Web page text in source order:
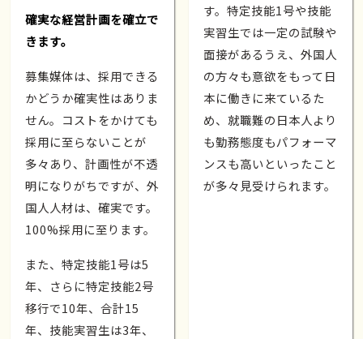
確実な経営計画を確立で
きます。
募集媒体は、採用できる
かどうか確実性はありま
せん。コストをかけても
採用に至らないことが
多々あり、計画性が不透
明になりがちですが、外
国人人材は、確実です。
100%採用に至ります。
また、特定技能1号は5
年、さらに特定技能2号
移行で10年、合計15
年、技能実習生は3年、
す。特定技能1号や技能
実習生では一定の試験や
面接があるうえ、外国人
の方々も意欲をもって日
本に働きに来ているた
め、就職難の日本人より
も勤務態度もパフォーマ
ンスも高いといったこと
が多々見受けられます。